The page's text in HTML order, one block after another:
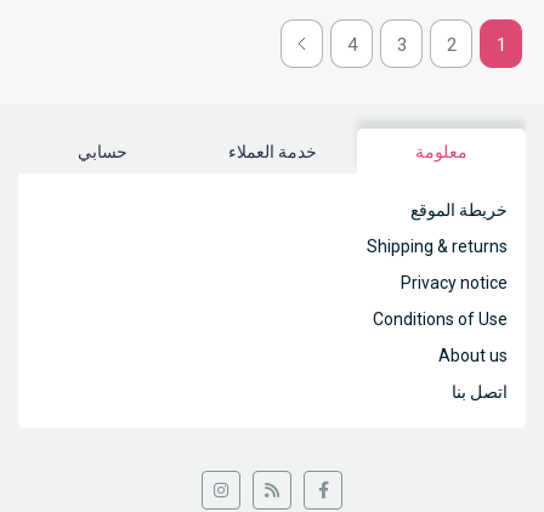
1
2
3
4
معلومة خدمة العملاء حسابي
خريطة الموقع
Shipping & returns
Privacy notice
Conditions of Use
About us
اتصل بنا